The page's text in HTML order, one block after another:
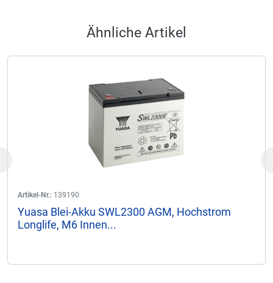
Ähnliche Artikel
Artikel-Nr.: 139190
Yuasa Blei-Akku SWL2300 AGM, Hochstrom
Longlife, M6 Innen...